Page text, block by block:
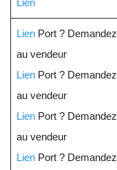
Lien
LienPort ? Demandez
au vendeur
LienPort ? Demandez
au vendeur
LienPort ? Demandez
au vendeur
LienPort ? Demandez